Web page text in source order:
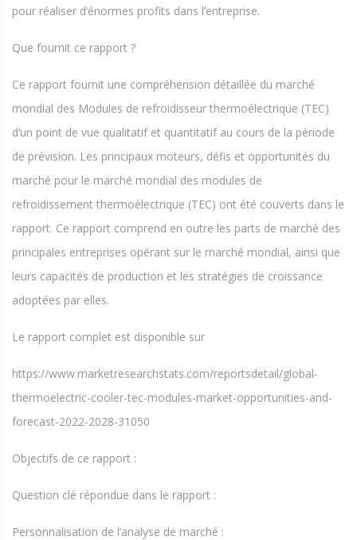
pour réaliser d’énormes profits dans l’entreprise.
Que fournit ce rapport ?
Ce rapport fournit une compréhension détaillée du marché
mondial des Modules de refroidisseur thermoélectrique (TEC)
d’un point de vue qualitatif et quantitatif au cours de la période
de prévision. Les principaux moteurs, défis et opportunités du
marché pour le marché mondial des modules de
refroidissement thermoélectrique (TEC) ont été couverts dans le
rapport. Ce rapport comprend en outre les parts de marché des
principales entreprises opérant sur le marché mondial, ainsi que
leurs capacités de production et les stratégies de croissance
adoptées par elles.
Le rapport complet est disponible sur
https://www.marketresearchstats.com/reportsdetail/global-
thermoelectric-cooler-tec-modules-market-opportunities-and-
forecast-2022-2028-31050
Objectifs de ce rapport :
Question clé répondue dans le rapport :
Personnalisation de l’analyse de marché :